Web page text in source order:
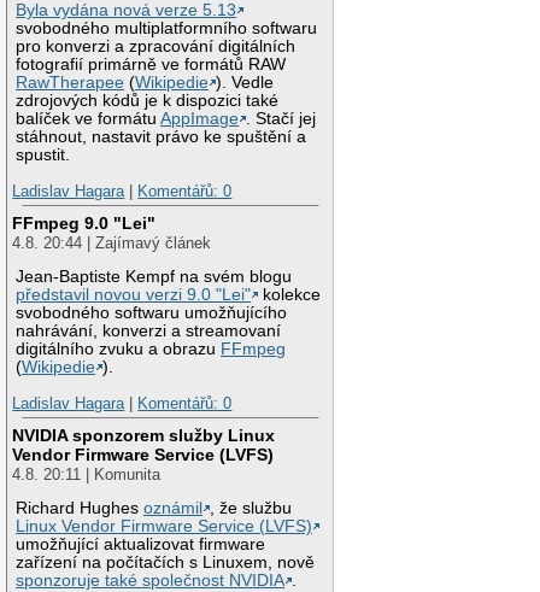
Byla vydána nová verze 5.13
svobodného multiplatformního softwaru
pro konverzi a zpracování digitálních
fotografií primárně ve formátů RAW
RawTherapee (Wikipedie ). Vedle
zdrojových kódů je k dispozici také
balíček ve formátuAppImage . Stačí jej
stáhnout, nastavit právo ke spuštění a
spustit.
Ladislav Hagara| Komentářů: 0
FFmpeg 9.0 "Lei"
4.8. 20:44 | Zajímavý článek
Jean-Baptiste Kempf na svém blogu
představil novou verzi 9.0 "Lei"
kolekce
svobodného softwaru umožňujícího
nahrávání, konverzi a streamovaní
digitálního zvuku a obrazu FFmpeg
(Wikipedie ).
Ladislav Hagara| Komentářů: 0
NVIDIA sponzorem služby Linux
Vendor Firmware Service (LVFS)
4.8. 20:11 | Komunita
Richard Hughesoznámil
, že službu
Linux Vendor Firmware Service (LVFS)
umožňující aktualizovat firmware
zařízení na počítačích s Linuxem, nově
sponzoruje také společnost NVIDIA .